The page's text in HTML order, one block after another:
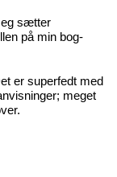
sætter
på min bog-
er superfedt med
meget